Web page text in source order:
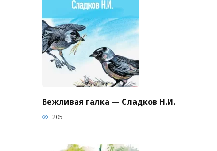
Вежливая галка — Сладков Н.И.
205